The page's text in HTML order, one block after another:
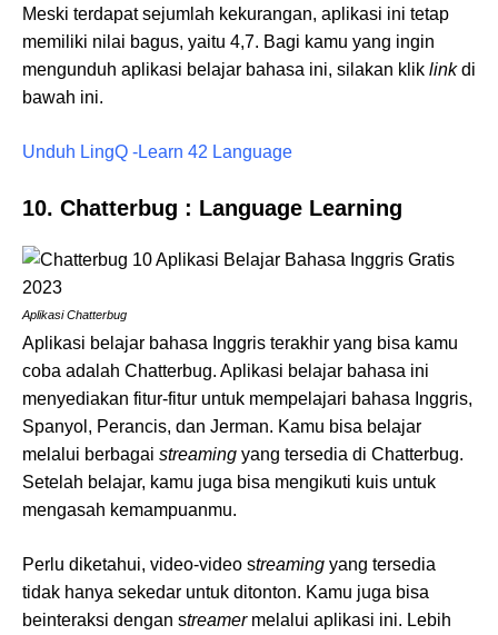
Meski terdapat sejumlah kekurangan, aplikasi ini tetap
memiliki nilai bagus, yaitu 4,7. Bagi kamu yang ingin
mengunduh aplikasi belajar bahasa ini, silakan klik linkdi
bawah ini.
Unduh LingQ -Learn 42 Language
10. Chatterbug : Language Learning
Aplikasi Chatterbug
Aplikasi belajar bahasa Inggris terakhir yang bisa kamu
coba adalah Chatterbug. Aplikasi belajar bahasa ini
menyediakan fitur-fitur untuk mempelajari bahasa Inggris,
Spanyol, Perancis, dan Jerman. Kamu bisa belajar
melalui berbagai streaming yang tersedia di Chatterbug.
Setelah belajar, kamu juga bisa mengikuti kuis untuk
mengasah kemampuanmu.
Perlu diketahui, video-video streaming yang tersedia
tidak hanya sekedar untuk ditonton. Kamu juga bisa
beinteraksi dengan streamermelalui aplikasi ini. Lebih